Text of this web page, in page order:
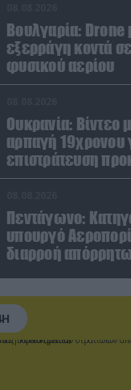
Βουλγαρία: Drone
εξερράγη κοντά
φυσικού αερίου
Ουκρανία: Βίντεο
αρπαγή 19χρονου
επιστράτευση
αντιδράσεις
Πεντάγωνο:
υπουργό
διαρροή